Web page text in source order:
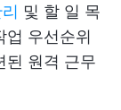
및 할 일 목
업 우선순위
된 원격 근무